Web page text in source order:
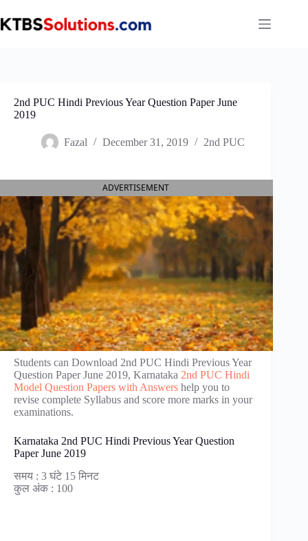
to
content
2nd PUC Hindi Previous Year Question Paper June
2019
Fazal December 31, 2019 2nd PUC
ADVERTISEMENT
Students can Download 2nd PUC Hindi Previous Year
Question Paper June 2019, Karnataka 2nd PUC Hindi
Model Question Papers with Answers help you to
revise complete Syllabus and score more marks in your
examinations.
Karnataka 2nd PUC Hindi Previous Year Question
Paper June 2019
समय : 3 घंटे 15 मिनट
कुल अंक : 100